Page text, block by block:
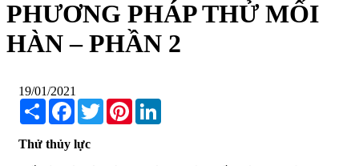
PHƯƠNG PHÁP THỬ MỐI
HÀN – PHẦN 2
19/01/2021
Share Facebook
TwitterPinterest
Thử thủy lực